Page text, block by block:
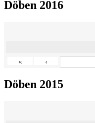
Döben 2016
« ‹
Döben 2015